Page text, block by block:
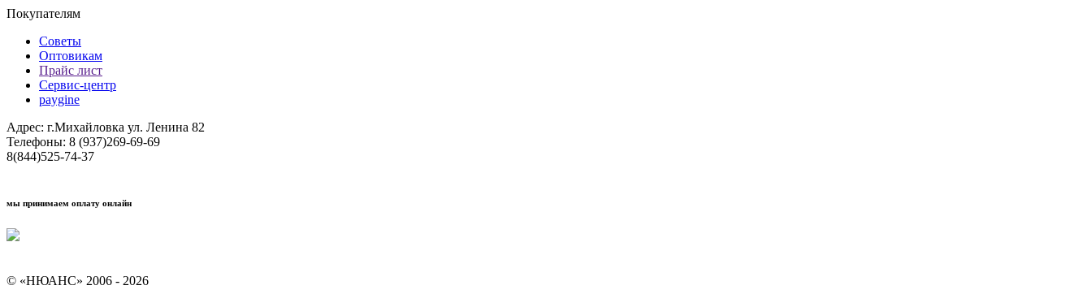
Покупателям
Советы
Оптовикам
Прайс лист
Сервис-центр
paygine
Адрес: г.Михайловка ул. Ленина 82
Телефоны: 8 (937)269-69-69
8(844)525-74-37
мы принимаем оплату онлайн
© «НЮАНС» 2006 - 2026